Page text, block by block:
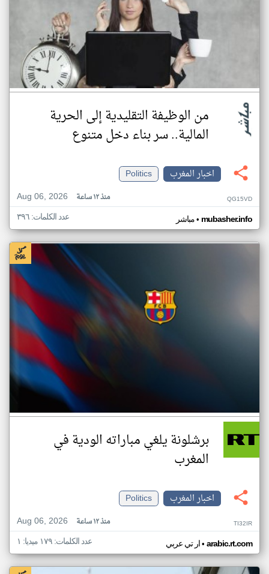
من الوظيفة التقليدية إلى الحرية
المالية.. سر بناء دخل متنوع
اخبار المغرب
Politics
Aug 06, 2026
منذ ١٢ ساعة QG15VD
مباشر• mubasher.info عدد الكلمات: ٣٩٦
برشلونة يلغي مباراته الودية في
المغرب
اخبار المغرب
Politics
Aug 06, 2026
منذ ١٢ ساعة TI32IR
ار تي عربي• arabic.rt.com عدد الكلمات: ١٧٩ ميديا: ١